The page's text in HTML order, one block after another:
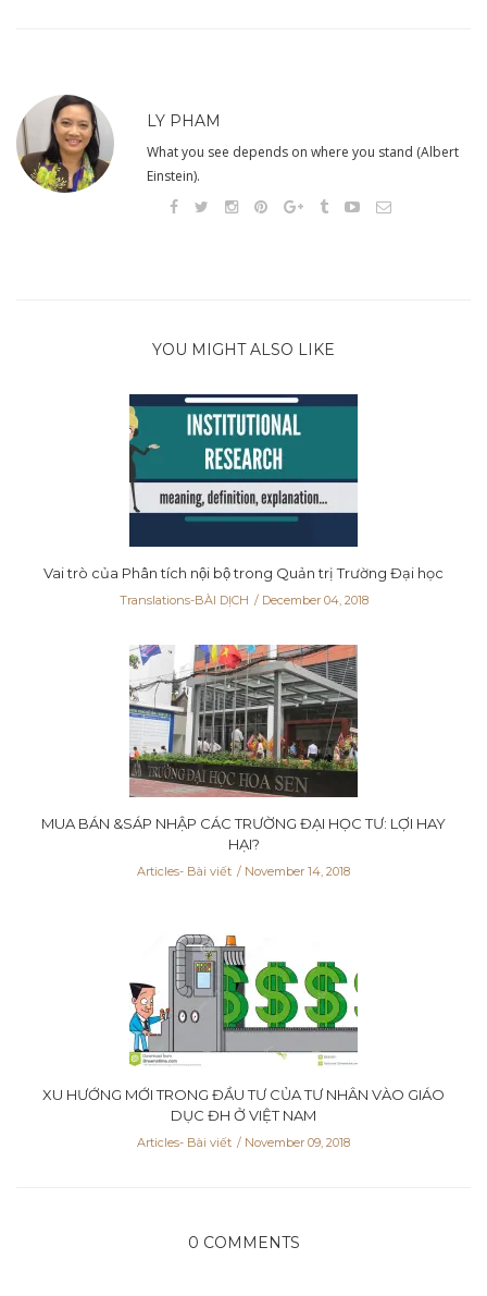
LY PHAM
What you see depends on where you stand (Albert
Einstein).
YOU MIGHT ALSO LIKE
Vai trò của Phân tích nội bộ trong Quản trị Trường Đại học
Translations-BÀI DỊCH December 04, 2018
MUA BÁN &SÁP NHẬP CÁC TRƯỜNG ĐẠI HỌC TƯ: LỢI HAY
HẠI?
Articles- Bài viết November 14, 2018
XU HƯỚNG MỚI TRONG ĐẦU TƯ CỦA TƯ NHÂN VÀO GIÁO
DỤC ĐH Ở VIỆT NAM
Articles- Bài viết November 09, 2018
0 COMMENTS